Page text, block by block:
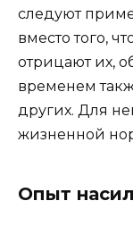
следуют
вместо того,
отрицают их,
временем
других. Для
жизненной
Опыт